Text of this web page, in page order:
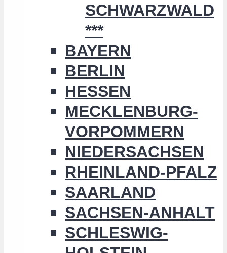
SCHWARZWALD
***
BAYERN
BERLIN
HESSEN
MECKLENBURG-
VORPOMMERN
NIEDERSACHSEN
RHEINLAND-PFALZ
SAARLAND
SACHSEN-ANHALT
SCHLESWIG-